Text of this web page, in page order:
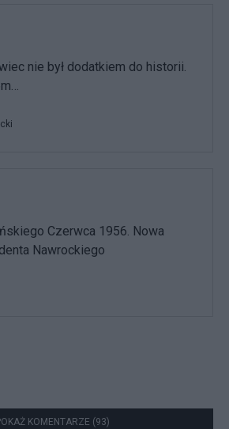
nie był dodatkiem do historii.
Czerwca 1956. Nowa
Nawrockiego
KOMENTARZE (93)